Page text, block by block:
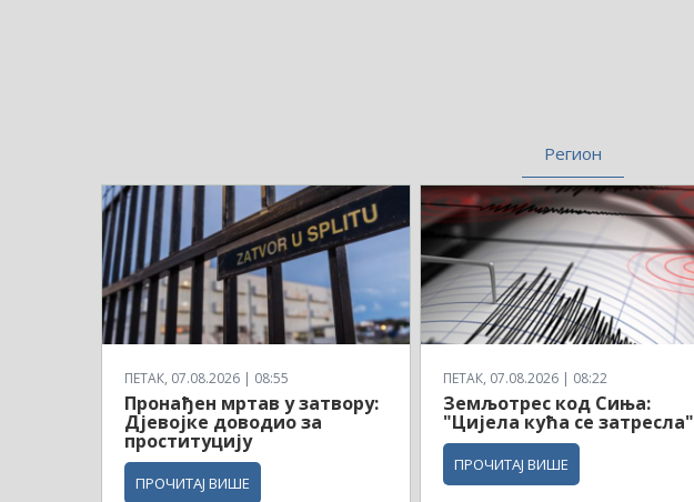
Регион
ПЕТАК, 07.08.2026 | 08:55
Пронађен мртав у затвору:
Дјевојке доводио за
проституцију
ПРОЧИТАЈ ВИШЕ
ПЕТАК, 07.08.2026 | 08:22
Земљотрес код Сиња:
"Цијела кућа се затресла"
ПРОЧИТАЈ ВИШЕ